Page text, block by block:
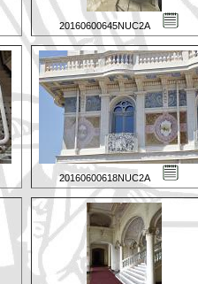
20160600645NUC2A
20160600618NUC2A